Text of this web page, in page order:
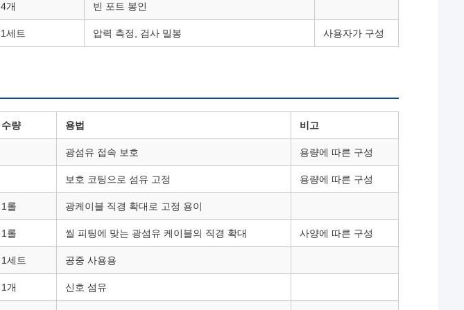
4개 빈 포트 봉인
1세트 압력 측정, 검사 밀봉 사용자가 구성
수량 용법 비고
광섬유 접속 보호 용량에 따른 구성
보호 코팅으로 섬유 고정 용량에 따른 구성
1롤 광케이블 직경 확대로 고정 용이
1롤 씰 피팅에 맞는 광섬유 케이블의 직경 확대 사양에 따른 구성
1세트 공중 사용용
1개 신호 섬유